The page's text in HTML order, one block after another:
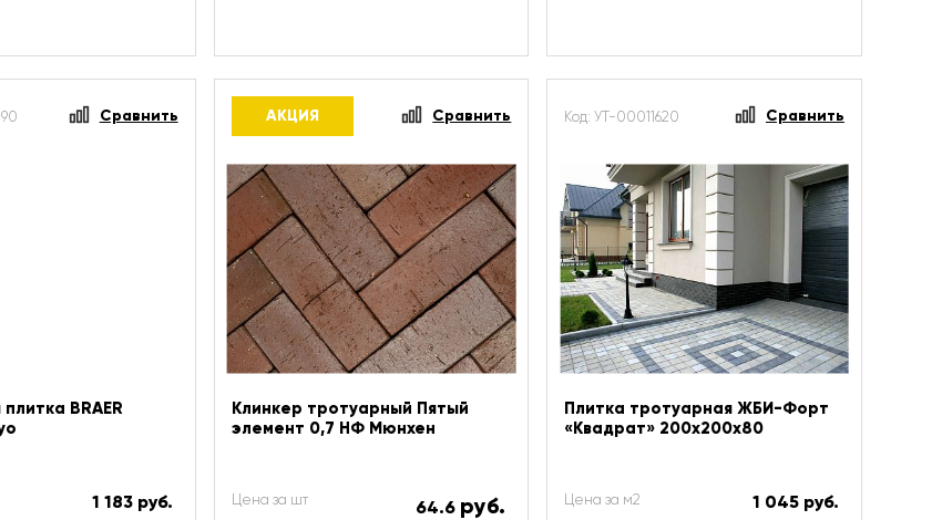
Сравнить
BRAER
1 183 руб.
АКЦИЯ Сравнить
Клинкер тротуарный Пятый
элемент 0,7 НФ Мюнхен
Цена за шт 64.6 руб.
Код: УТ-00011620 Сравнить
Плитка тротуарная ЖБИ-Форт
«Квадрат» 200х200х80
Цена за м2 1 045 руб.